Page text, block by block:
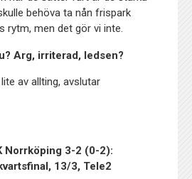
behöva ta nån frispark
rytm, men det gör vi inte.
Arg, irriterad, ledsen?
av allting, avslutar
Norrköping 3-2 (0-2):
13/3, Tele2